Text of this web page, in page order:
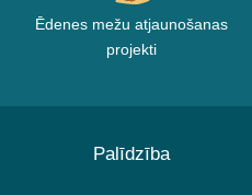
Ēdenes mežu atjaunošanas
projekti
Palīdzība